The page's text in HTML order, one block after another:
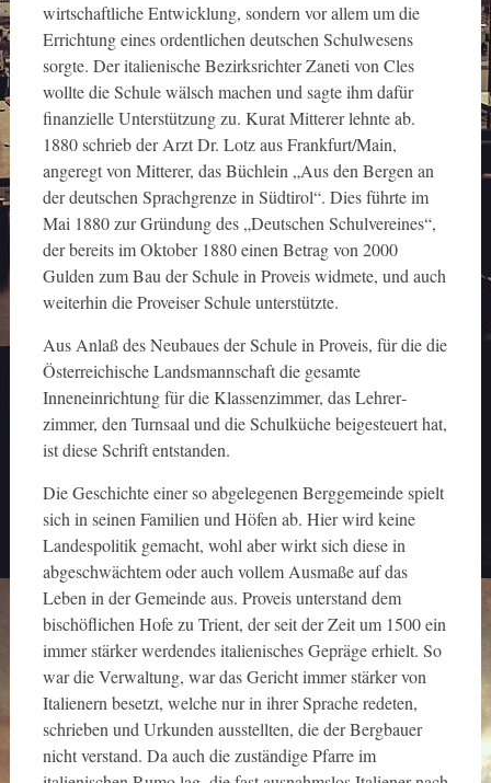
wirtschaftliche Entwicklung, sondern vor allem um die
Errichtung eines ordentlichen deutschen Schulwesens
sorgte. Der italienische Bezirksrichter Zaneti von Cles
wollte die Schule wälsch machen und sagte ihm dafür
finanzielle Unterstützung zu. Kurat Mitterer lehnte ab.
1880 schrieb der Arzt Dr. Lotz aus Frankfurt/Main,
angeregt von Mitterer, das Büchlein „Aus den Bergen an
der deutschen Sprachgrenze in Südtirol“. Dies führte im
Mai 1880 zur Gründung des „Deutschen Schulvereines“,
der bereits im Oktober 1880 einen Betrag von 2000
Gulden zum Bau der Schule in Proveis widmete, und auch
weiterhin die Proveiser Schule unterstützte.
Aus Anlaß des Neubaues der Schule in Proveis, für die die
Österreichische Landsmannschaft die gesamte
Inneneinrichtung für die Klassenzimmer, das Lehrer­
zimmer, den Turnsaal und die Schulküche beigesteuert hat,
ist diese Schrift entstanden.
Die Geschichte einer so abgelegenen Berggemeinde spielt
sich in seinen Familien und Höfen ab. Hier wird keine
Landespolitik gemacht, wohl aber wirkt sich diese in
abgeschwächtem oder auch vollem Ausmaße auf das
Leben in der Gemeinde aus. Proveis unterstand dem
bischöflichen Hofe zu Trient, der seit der Zeit um 1500 ein
immer stärker werdendes italienisches Gepräge erhielt. So
war die Verwaltung, war das Gericht immer stärker von
Italienern besetzt, welche nur in ihrer Sprache redeten,
schrieben und Urkunden ausstellten, die der Bergbauer
nicht verstand. Da auch die zuständige Pfarre im